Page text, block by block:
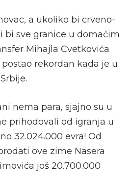
a ukoliko bi crveno-
bi sve granice u domaćim
Mihajla Cvetkovića
rekordan kada je u
nema para, sjajno su u
prihodovali od igranja u
32.024.000 evra! Od
ove zime Nasera
još 20.700.000